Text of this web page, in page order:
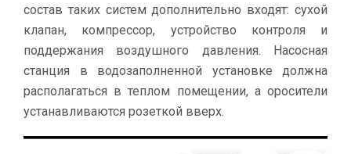
состав таких систем дополнительно входят: сухой
клапан, компрессор, устройство контроля и
поддержания воздушного давления. Насосная
станция в водозаполненной установке должна
располагаться в теплом помещении, а оросители
устанавливаются розеткой вверх.